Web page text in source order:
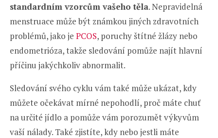
standardním vzorcům vašeho těla. Nepravidelná
menstruace může být známkou jiných zdravotních
problémů, jako je PCOS, poruchy štítné žlázy nebo
endometrióza, takže sledování pomůže najít hlavní
příčinu jakýchkoliv abnormalit.
Sledování svého cyklu vám také může ukázat, kdy
můžete očekávat mírné nepohodlí, proč máte chuť
na určité jídlo a pomůže vám porozumět výkyvům
vaší nálady. Také zjistíte, kdy nebo jestli máte